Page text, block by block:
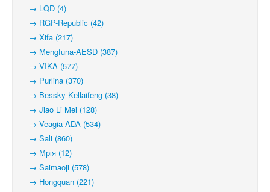
→ LQD (4)
→ RGP-Republic (42)
→ Xifa (217)
→ Mengfuna-AESD (387)
→ VIKA (577)
→ Purlina (370)
→ Bessky-Kellaifeng (38)
→ Jiao Li Mei (128)
→ Veagia-ADA (534)
→ Sali (860)
→ Мрія (12)
→ Saimaoji (578)
→ Hongquan (221)